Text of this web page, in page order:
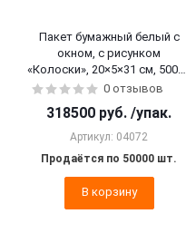
Пакет бумажный белый с
окном, с рисунком
«Колоски», 20×5×31 см, 50000
шт.
0 отзывов
318500 руб. /упак.
Артикул: 04072
Продаётся по 50000 шт.
В корзину